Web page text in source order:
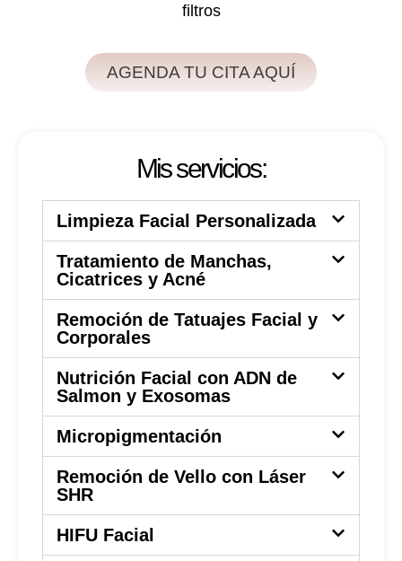
filtros
AGENDA TU CITA AQUÍ
Mis servicios:
Limpieza Facial Personalizada
Tratamiento de Manchas,
Cicatrices y Acné
Remoción de Tatuajes Facial y
Corporales
Nutrición Facial con ADN de
Salmon y Exosomas
Micropigmentación
Remoción de Vello con Láser
SHR
HIFU Facial